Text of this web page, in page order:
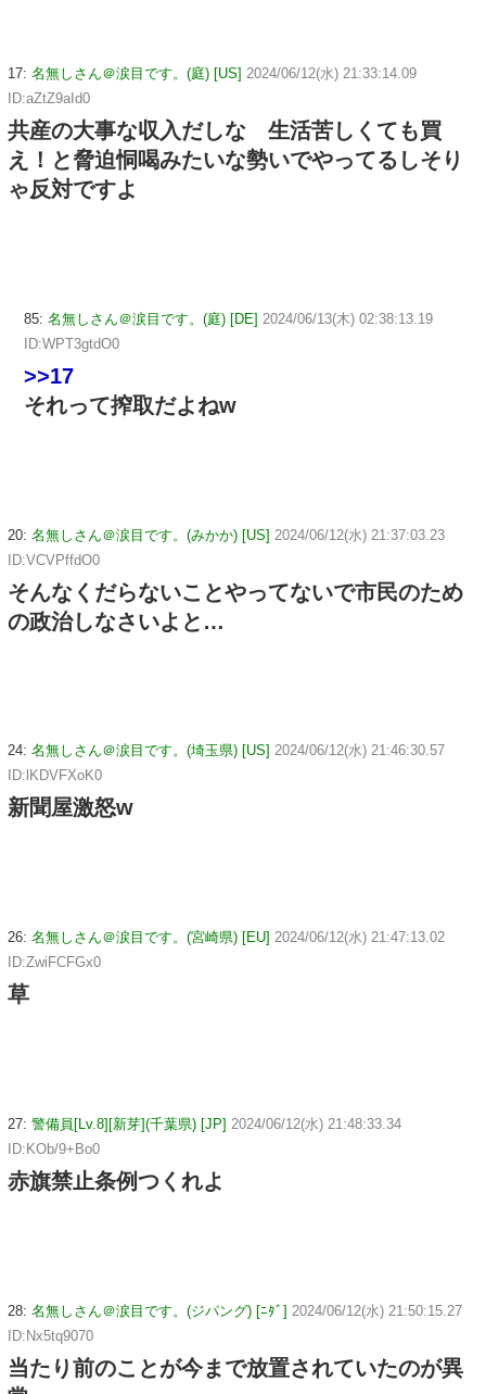
17: 名無しさん＠涙目です。(庭) [US] 2024/06/12(水) 21:33:14.09
ID:aZtZ9aId0
共産の大事な収入だしな 生活苦しくても買
え！と脅迫恫喝みたいな勢いでやってるしそり
ゃ反対ですよ
85: 名無しさん＠涙目です。(庭) [DE] 2024/06/13(木) 02:38:13.19
ID:WPT3gtdO0
>>17
それって搾取だよねw
20: 名無しさん＠涙目です。(みかか) [US] 2024/06/12(水) 21:37:03.23
ID:VCVPffdO0
そんなくだらないことやってないで市民のため
の政治しなさいよと…
24: 名無しさん＠涙目です。(埼玉県) [US] 2024/06/12(水) 21:46:30.57
ID:lKDVFXoK0
新聞屋激怒w
26: 名無しさん＠涙目です。(宮崎県) [EU] 2024/06/12(水) 21:47:13.02
ID:ZwiFCFGx0
草
27: 警備員[Lv.8][新芽](千葉県) [JP] 2024/06/12(水) 21:48:33.34
ID:KOb/9+Bo0
赤旗禁止条例つくれよ
28: 名無しさん＠涙目です。(ジパング) [ﾆﾀﾞ] 2024/06/12(水) 21:50:15.27
ID:Nx5tq9070
当たり前のことが今まで放置されていたのが異